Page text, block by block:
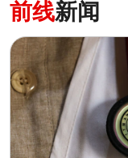
前线新闻